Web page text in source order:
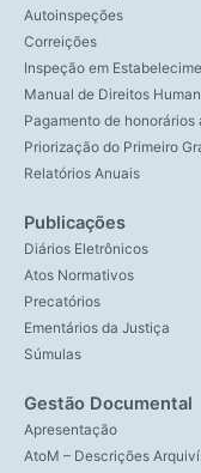
Autoinspeções
Correições
Inspeção em
Manual de Direitos
Pagamento de
Priorização do Primeiro
Relatórios Anuais
Publicações
Diários Eletrônicos
Atos Normativos
Precatórios
Ementários da Justiça
Súmulas
Gestão Documental
Apresentação
AtoM – Descrições